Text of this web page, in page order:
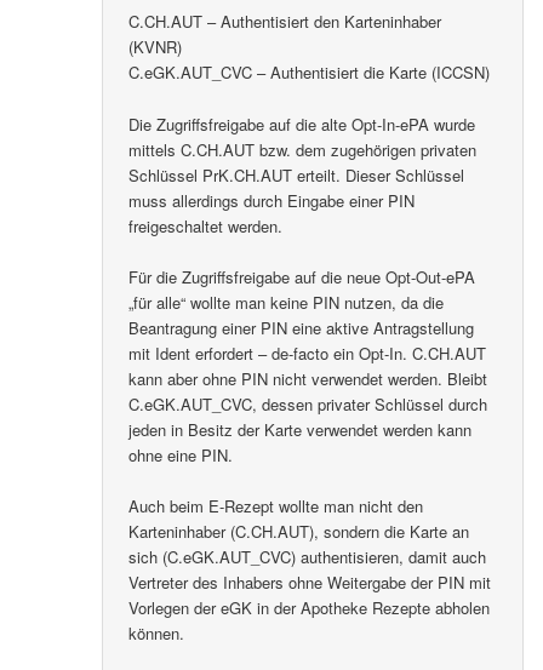
C.CH.AUT – Authentisiert den Karteninhaber
(KVNR)
C.eGK.AUT_CVC – Authentisiert die Karte (ICCSN)
Die Zugriffsfreigabe auf die alte Opt-In-ePA wurde
mittels C.CH.AUT bzw. dem zugehörigen privaten
Schlüssel PrK.CH.AUT erteilt. Dieser Schlüssel
muss allerdings durch Eingabe einer PIN
freigeschaltet werden.
Für die Zugriffsfreigabe auf die neue Opt-Out-ePA
„für alle“ wollte man keine PIN nutzen, da die
Beantragung einer PIN eine aktive Antragstellung
mit Ident erfordert – de-facto ein Opt-In. C.CH.AUT
kann aber ohne PIN nicht verwendet werden. Bleibt
C.eGK.AUT_CVC, dessen privater Schlüssel durch
jeden in Besitz der Karte verwendet werden kann
ohne eine PIN.
Auch beim E-Rezept wollte man nicht den
Karteninhaber (C.CH.AUT), sondern die Karte an
sich (C.eGK.AUT_CVC) authentisieren, damit auch
Vertreter des Inhabers ohne Weitergabe der PIN mit
Vorlegen der eGK in der Apotheke Rezepte abholen
können.